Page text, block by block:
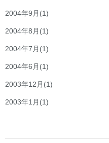
2004年9月 (1)
2004年8月 (1)
2004年7月 (1)
2004年6月 (1)
2003年12月 (1)
2003年1月 (1)